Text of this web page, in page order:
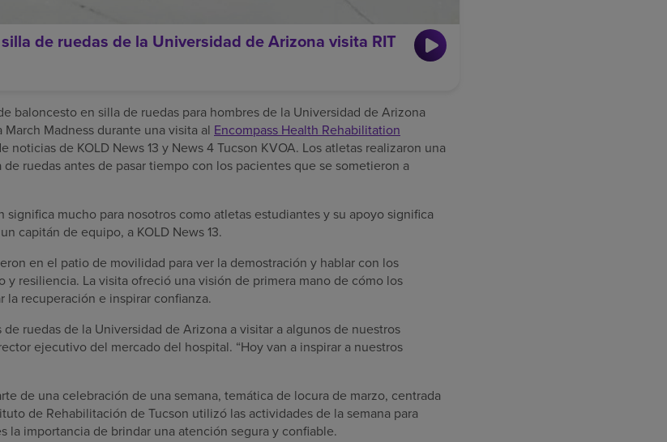
de ruedas de la Universidad de Arizona visita RIT
baloncesto en silla de ruedas para hombres de la Universidad de Arizona
Madness durante una visita al Encompass Health Rehabilitation
noticias de KOLD News 13 y News 4 Tucson KVOA. Los atletas realizaron una
ruedas antes de pasar tiempo con los pacientes que se sometieron a
significa mucho para nosotros como atletas estudiantes y su apoyo significa
capitán de equipo, a KOLD News 13.
en el patio de movilidad para ver la demostración y hablar con los
y resiliencia. La visita ofreció una visión de primera mano de cómo los
recuperación e inspirar confianza.
ruedas de la Universidad de Arizona a visitar a algunos de nuestros
ejecutivo del mercado del hospital. “Hoy van a inspirar a nuestros
de una celebración de una semana, temática de locura de marzo, centrada
de Rehabilitación de Tucson utilizó las actividades de la semana para
la importancia de brindar una atención segura y confiable.